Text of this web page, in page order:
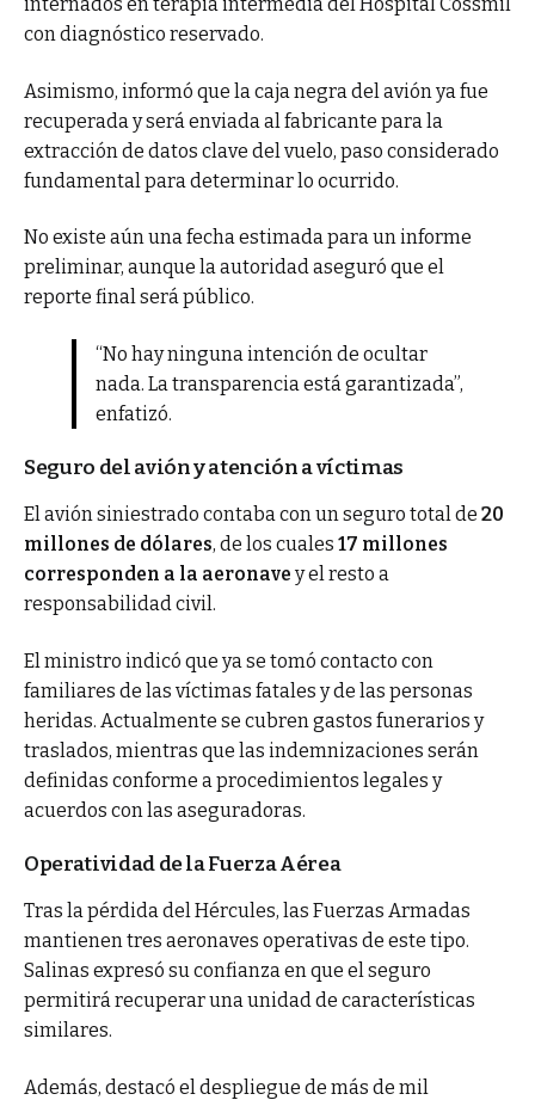
internados en terapia intermedia del Hospital Cossmil
con diagnóstico reservado.
Asimismo, informó que la caja negra del avión ya fue
recuperada y será enviada al fabricante para la
extracción de datos clave del vuelo, paso considerado
fundamental para determinar lo ocurrido.
No existe aún una fecha estimada para un informe
preliminar, aunque la autoridad aseguró que el
reporte final será público.
“No hay ninguna intención de ocultar
nada. La transparencia está garantizada”,
enfatizó.
Seguro del avión y atención a víctimas
El avión siniestrado contaba con un seguro total de 20
millones de dólares, de los cuales 17 millones
corresponden a la aeronave y el resto a
responsabilidad civil.
El ministro indicó que ya se tomó contacto con
familiares de las víctimas fatales y de las personas
heridas. Actualmente se cubren gastos funerarios y
traslados, mientras que las indemnizaciones serán
definidas conforme a procedimientos legales y
acuerdos con las aseguradoras.
Operatividad de la Fuerza Aérea
Tras la pérdida del Hércules, las Fuerzas Armadas
mantienen tres aeronaves operativas de este tipo.
Salinas expresó su confianza en que el seguro
permitirá recuperar una unidad de características
similares.
Además, destacó el despliegue de más de mil